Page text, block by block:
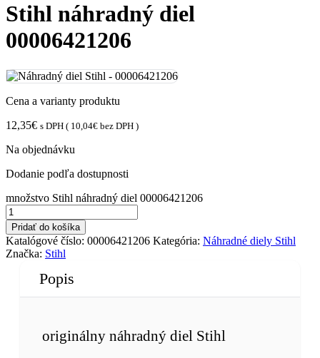
Stihl náhradný diel
00006421206
Cena a varianty produktu
12,35€ s DPH ( 10,04€ bez DPH )
Na objednávku
Dodanie podľa dostupnosti
množstvo Stihl náhradný diel 00006421206
Pridať do košíka
Katalógové číslo: 00006421206 Kategória: Náhradné diely Stihl
Značka: Stihl
Popis
originálny náhradný diel Stihl